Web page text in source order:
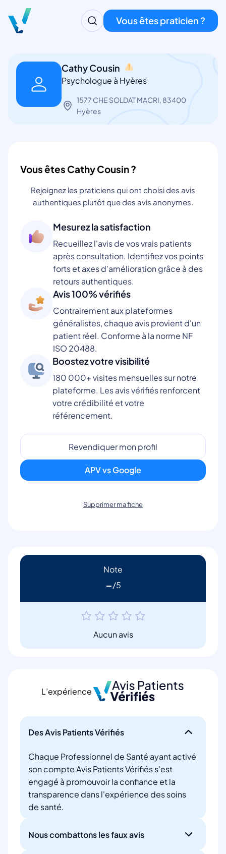
Vous êtes praticien ?
Cathy Cousin
Psychologue à Hyères
1577 CHE SOLDAT MACRI, 83400
Hyères
Vous êtes Cathy Cousin ?
Rejoignez les praticiens qui ont choisi des avis
authentiques plutôt que des avis anonymes.
Mesurez la satisfaction
Recueillez l'avis de vos vrais patients
après consultation. Identifiez vos points
forts et axes d'amélioration grâce à des
retours authentiques.
Avis 100% vérifiés
Contrairement aux plateformes
généralistes, chaque avis provient d'un
patient réel. Conforme à la norme NF
ISO 20488.
Boostez votre visibilité
180 000+ visites mensuelles sur notre
plateforme. Les avis vérifiés renforcent
votre crédibilité et votre
référencement.
Revendiquer mon profil
APV vs Google
Supprimer ma fiche
Note
-
Aucun avis
L’expérience
Des Avis Patients Vérifiés
Chaque Professionnel de Santé ayant activé
son compte Avis Patients Vérifiés s'est
engagé à promouvoir la confiance et la
transparence dans l'expérience des soins
de santé.
Nous combattons les faux avis